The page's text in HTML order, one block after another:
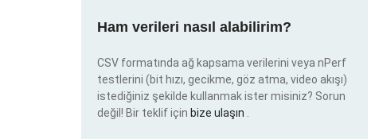
Ham verileri nasıl alabilirim?
CSV formatında ağ kapsama verilerini veya nPerf
testlerini (bit hızı, gecikme, göz atma, video akışı)
istediğiniz şekilde kullanmak ister misiniz? Sorun
değil! Bir teklif için bize ulaşın